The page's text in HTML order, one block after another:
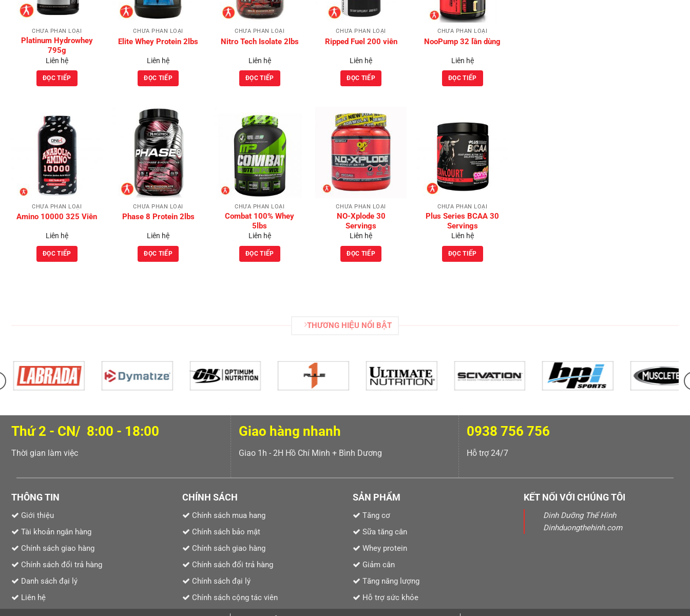
CHƯA PHÂN LOẠI
Platinum Hydrowhey
795g
Liên hệ
ĐỌC TIẾP
CHƯA PHÂN LOẠI
Elite Whey Protein 2lbs
Liên hệ
ĐỌC TIẾP
CHƯA PHÂN LOẠI
Nitro Tech Isolate 2lbs
Liên hệ
ĐỌC TIẾP
CHƯA PHÂN LOẠI
Ripped Fuel 200 viên
Liên hệ
ĐỌC TIẾP
CHƯA PHÂN LOẠI
NooPump 32 lần dùng
Liên hệ
ĐỌC TIẾP
Add to
Wishlist
CHƯA PHÂN LOẠI
Amino 10000 325 Viên
Liên hệ
ĐỌC TIẾP
Add to
Wishlist
CHƯA PHÂN LOẠI
Phase 8 Protein 2lbs
Liên hệ
ĐỌC TIẾP
Add to
Wishlist
CHƯA PHÂN LOẠI
Combat 100% Whey
5lbs
Liên hệ
ĐỌC TIẾP
Add to
Wishlist
CHƯA PHÂN LOẠI
NO-Xplode 30
Servings
Liên hệ
ĐỌC TIẾP
Add to
Wishlist
CHƯA PHÂN LOẠI
Plus Series BCAA 30
Servings
Liên hệ
ĐỌC TIẾP
THƯƠNG HIỆU NỔI BẬT
Thứ 2 - CN/ 8:00 - 18:00
Thời gian làm việc
Giao hàng nhanh
Giao 1h - 2H Hồ Chí Minh + Bình Dương
0938 756 756
Hỗ trợ 24/7
THÔNG TIN
Giới thiệu
Tài khoản ngân hàng
Chính sách giao hàng
Chính sách đổi trả hàng
Danh sách đại lý
Liên hệ
CHÍNH SÁCH
Chính sách mua hang
Chính sách bảo mật
Chính sách giao hàng
Chính sách đổi trả hàng
Chính sách đại lý
Chính sách cộng tác viên
SẢN PHẨM
Tăng cơ
Sữa tăng cân
Whey protein
Giảm cân
Tăng năng lượng
Hỗ trợ sức khỏe
KẾT NỐI VỚI CHÚNG TÔI
Dinh Dưỡng Thể Hình
Dinhduongthehinh.com